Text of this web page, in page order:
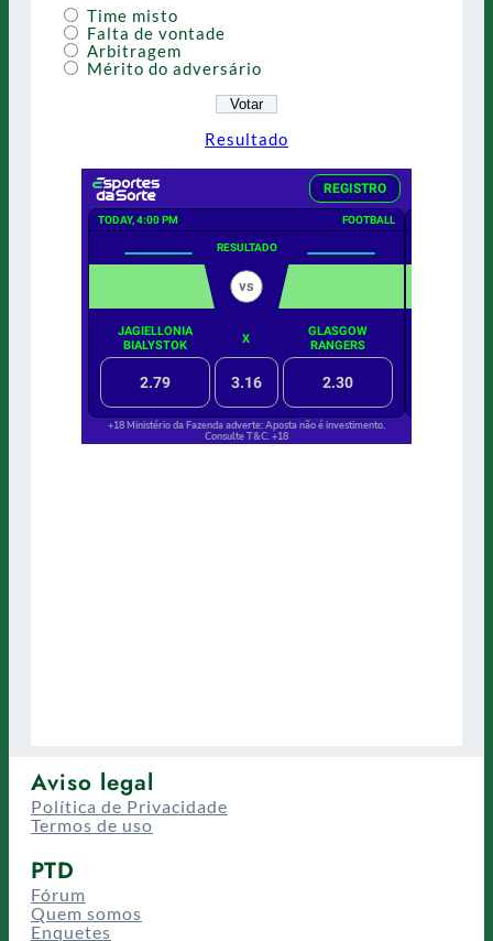
Time misto
Falta de vontade
Arbitragem
Mérito do adversário
Resultado
Aviso legal
Política de Privacidade
Termos de uso
PTD
Fórum
Quem somos
Enquetes